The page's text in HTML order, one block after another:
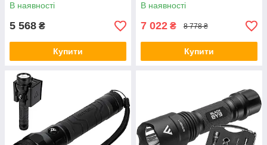
В наявності
5 568 ₴
Купити
В наявності
7 022 ₴ 8 778 ₴
Купити